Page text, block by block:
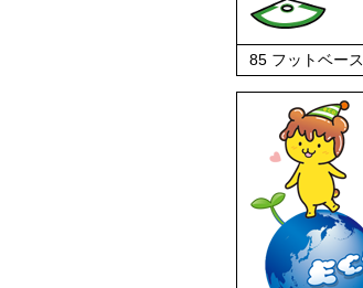
85 フットベース